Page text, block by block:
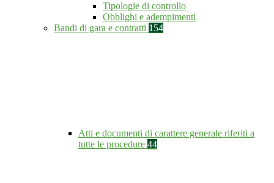
Tipologie di controllo
Obblighi e adempimenti
Bandi di gara e contratti 154
Atti e documenti di carattere generale riferiti a
tutte le procedure 44